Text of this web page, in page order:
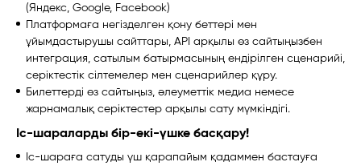
(Яндекс, Google, Facebook)
Платформаға негізделген қону беттері мен
ұйымдастырушы сайттары, API арқылы өз сайтыңызбен
интеграция, сатылым батырмасының ендірілген сценарийі,
серіктестік сілтемелер мен сценарийлер құру.
Билеттерді өз сайтыңыз, әлеуметтік медиа немесе
жарнамалық серіктестер арқылы сату мүмкіндігі.
Іс-шараларды бір-екі-үшке басқару!
Іс-шараға сатуды үш қарапайым қадаммен бастауға